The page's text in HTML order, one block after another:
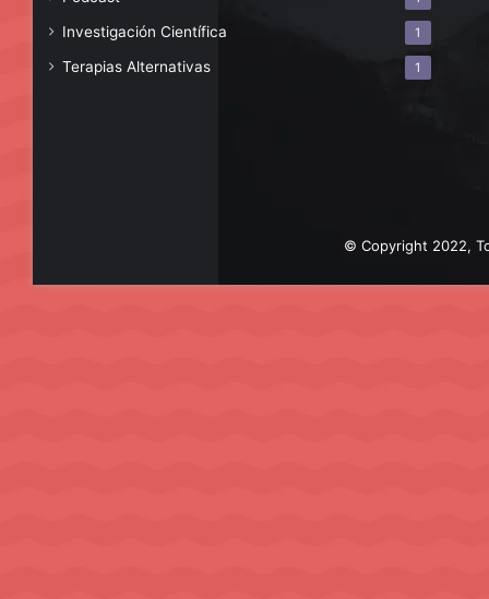
Investigación Científica 1
Terapias Alternativas 1
© Copyright 2022,